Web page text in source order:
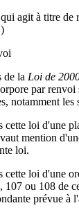
agit à titre
la Loi de
par renvoi
notamment les
loi d'une
mention
loi.
loi d'une
107 ou 108 de
prévue à